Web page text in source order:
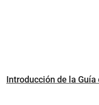
Introducción de la